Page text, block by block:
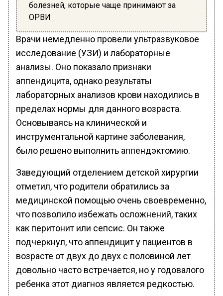
болезней, которые чаще принимают за
ОРВИ
Врачи немедленно провели ультразвуковое
исследование (УЗИ) и лабораторные
анализы. Оно показало признаки
аппендицита, однако результаты
лабораторных анализов крови находились в
пределах нормы для данного возраста.
Основываясь на клинической и
инструментальной картине заболевания,
было решено выполнить аппендэктомию.
Заведующий отделением детской хирургии
отметил, что родители обратились за
медицинской помощью очень своевременно,
что позволило избежать осложнений, таких
как перитонит или сепсис. Он также
подчеркнул, что аппендицит у пациентов в
возрасте от двух до двух с половиной лет
довольно часто встречается, но у годовалого
ребенка этот диагноз является редкостью.